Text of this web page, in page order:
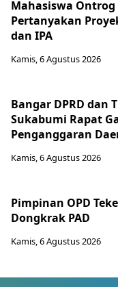
Mahasiswa Ontrog
Pertanyakan
dan IPA
Kamis, 6 Agustus 2026
Bangar DPRD dan
Sukabumi Rapat
Penganggaran
Kamis, 6 Agustus 2026
Pimpinan OPD
Dongkrak PAD
Kamis, 6 Agustus 2026